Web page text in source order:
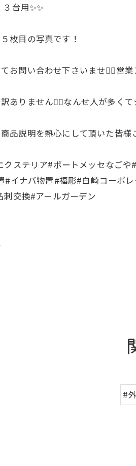
台用✨✨
枚目の写真です！
お問い合わせ下さいませ🙇‍♂️営
ありません🙇‍♂️なんせ人が多く
品説明を熱心にして頂いた皆
ステリア#ポートメッセなご
イナバ物置#福彫#白崎コーポ
交換#アールガーデン
#